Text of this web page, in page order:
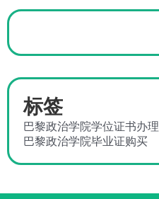
标签
巴黎政治学院学位证书办理
巴黎政治学院毕业证购买